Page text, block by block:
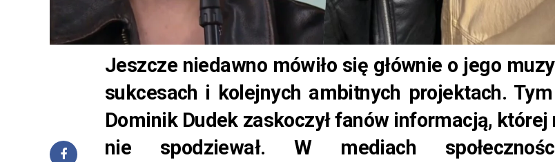
Jeszcze niedawno mówiło się głównie o jego
sukcesach i kolejnych ambitnych projektach.
Dominik Dudek zaskoczył fanów informacją, której
nie spodziewał. W mediach